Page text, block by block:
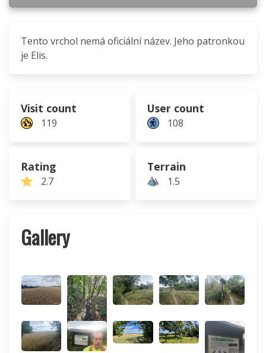
Tento vrchol nemá oficiální název. Jeho patronkou
je Elis.
Visit count
119
User count
108
Rating
2.7
Terrain
1.5
Gallery